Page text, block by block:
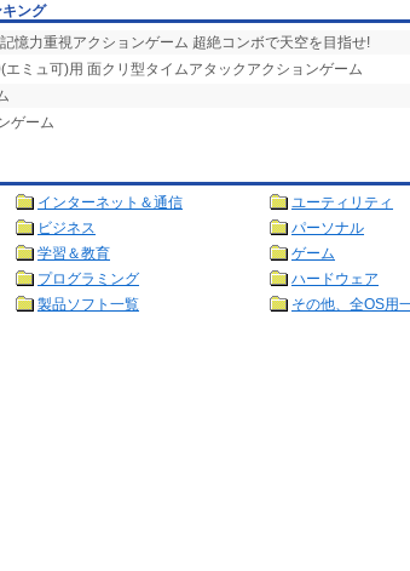
キング
憶力重視アクションゲーム 超絶コンボで天空を目指せ!
エミュ可)用 面クリ型タイムアタックアクションゲーム
ゲーム
インターネット＆通信
ユーティリティ
ビジネス
パーソナル
学習＆教育
ゲーム
プログラミング
ハードウェア
製品ソフト一覧 その他、全OS用